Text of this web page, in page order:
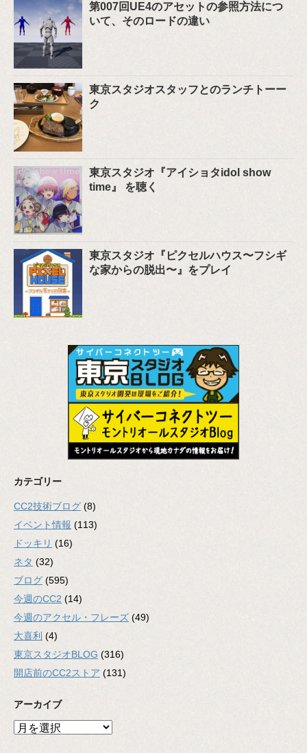
第007回UE4のアセットの参照方法につ
いて、そのロードの違い
東京スタジオスタッフとのランチトーー
ク
東京スタジオ『アイショタidol show
time』 を聴く
東京スタジオ『ピクセルハウス〜フシギ
な家からの脱出〜』をプレイ
カテゴリー
CC2技術ブログ (8)
イベント情報 (113)
ドッキリ (16)
ネタ (32)
ブログ (595)
今週のCC2 (14)
今週のアクセル・フレーズ (49)
大喜利 (4)
東京スタジオBLOG (316)
開店前のCC2ストア (131)
アーカイブ
ア